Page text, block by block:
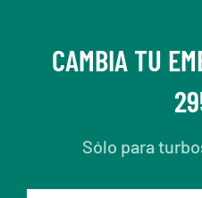
CAMBIA TU
Sólo para